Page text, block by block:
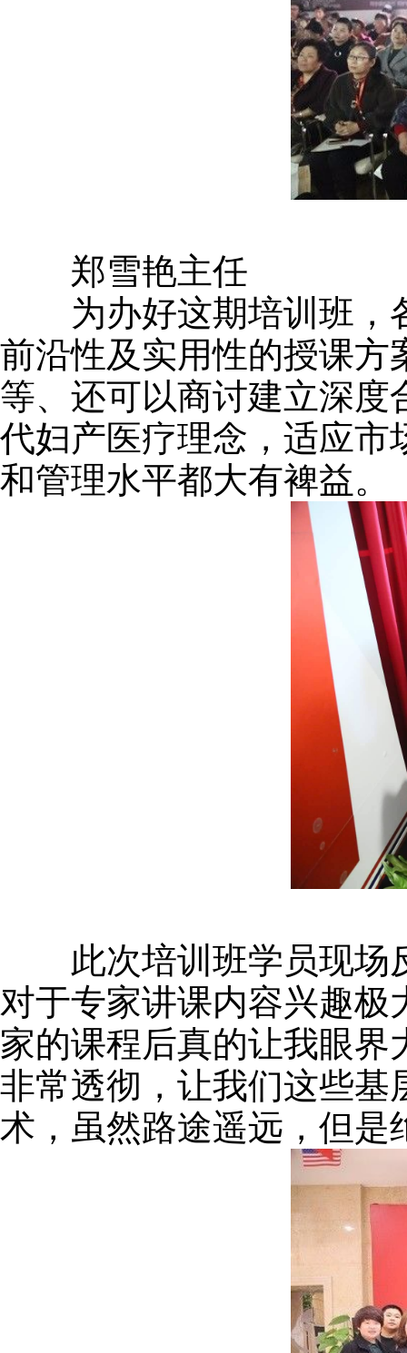
郑雪艳主任
为办好这期培训班，
前沿性及实用性的授课方
等、还可以商讨建立深度
代妇产医疗理念，适应市
和管理水平都大有裨益。
此次培训班学员现场
对于专家讲课内容兴趣极
家的课程后真的让我眼
非常透彻，让我们这些基
术，虽然路途遥远，但是